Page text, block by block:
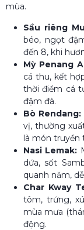
mùa.
Sầu riêng
béo, ngọt
đến 8, khi
Mỳ Penang
cá thu, kết
thời điểm cá
đậm đà.
Bò Rendang:
vị, thường
là món truyền
Nasi Lemak:
dứa, sốt
quanh năm,
Char Kway
tôm, trứng,
mùa mưa
động.